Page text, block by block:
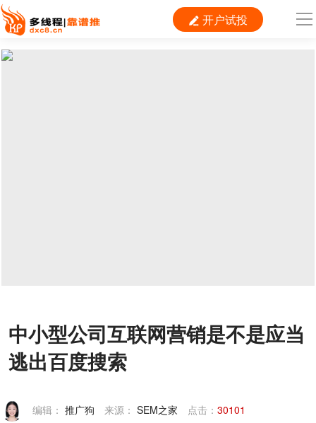
 开户试投
导
联系我们
中小型公司互联网营销是不是应当
逃出百度搜索
编辑： 推广狗 来源： SEM之家 点击： 30101